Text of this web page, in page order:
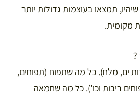
תמצאו בעוצמות גדולות יותר
מקומית.
ים, מלח). כל מה שתפוח (תפוחים,
ריבות וכו’). כל מה שחמאה